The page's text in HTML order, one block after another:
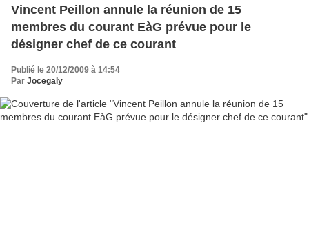
Vincent Peillon annule la réunion de 15
membres du courant EàG prévue pour le
désigner chef de ce courant
Publié le 20/12/2009 à 14:54
Par Jocegaly